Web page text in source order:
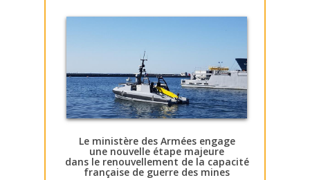
Le ministère des Armées engage
une nouvelle étape majeure
dans le renouvellement de la capacité
française de guerre des mines